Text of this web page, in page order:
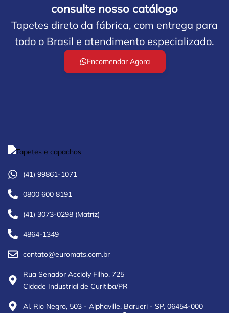
consulte nosso catálogo
Tapetes direto da fábrica, com entrega para
todo o Brasil e atendimento especializado.
Encomendar Agora
(41) 99861-1071
0800 600 8191
(41) 3073-0298 (Matriz)
4864-1349
contato@euromats.com.br
Rua Senador Accioly Filho, 725
Cidade Industrial de Curitiba/PR
Al. Rio Negro, 503 - Alphaville, Barueri - SP, 06454-000